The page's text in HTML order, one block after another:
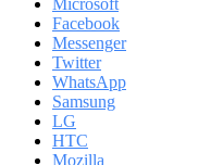
Microsoft
Facebook
Messenger
Twitter
WhatsApp
Samsung
LG
HTC
Mozilla